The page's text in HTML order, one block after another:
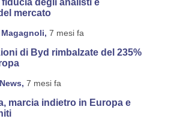
degli analisti e
mercato
7 mesi fa
di Byd rimbalzate del 235%
7 mesi fa
marcia indietro in Europa e